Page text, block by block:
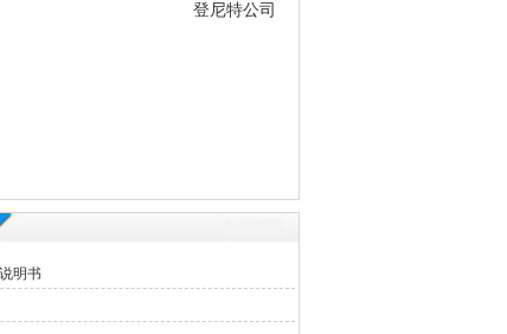
厦16楼全层。 登尼特公司
明书